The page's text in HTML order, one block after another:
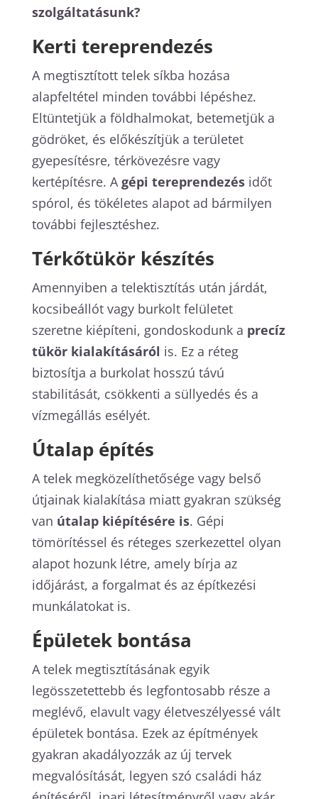
szolgáltatásunk?
Kerti tereprendezés
A megtisztított telek síkba hozása
alapfeltétel minden további lépéshez.
Eltüntetjük a földhalmokat, betemetjük a
gödröket, és előkészítjük a területet
gyepesítésre, térkövezésre vagy
kertépítésre. Agépi tereprendezésidőt
spórol, és tökéletes alapot ad bármilyen
további fejlesztéshez.
Térkőtükör készítés
Amennyiben a telektisztítás után járdát,
kocsibeállót vagy burkolt felületet
szeretne kiépíteni, gondoskodunk a precíz
tükör kialakításáról is. Ez a réteg
biztosítja a burkolat hosszú távú
stabilitását, csökkenti a süllyedés és a
vízmegállás esélyét.
Útalap építés
A telek megközelíthetősége vagy belső
útjainak kialakítása miatt gyakran szükség
van útalap kiépítésére is. Gépi
tömörítéssel és réteges szerkezettel olyan
alapot hozunk létre, amely bírja az
időjárást, a forgalmat és az építkezési
munkálatokat is.
Épületek bontása
A telek megtisztításának egyik
legösszetettebb és legfontosabb része a
meglévő, elavult vagy életveszélyessé vált
épületek bontása. Ezek az építmények
gyakran akadályozzák az új tervek
megvalósítását, legyen szó családi ház